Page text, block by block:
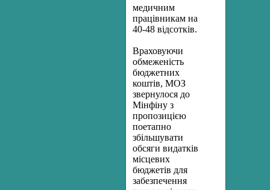
медичним
працівникам на
40-48 відсотків.
Враховуючи
обмеженість
бюджетних
коштів, МОЗ
звернулося до
Мінфіну з
пропозицією
поетапно
збільшувати
обсяги видатків
місцевих
бюджетів для
забезпечення